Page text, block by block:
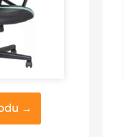
→